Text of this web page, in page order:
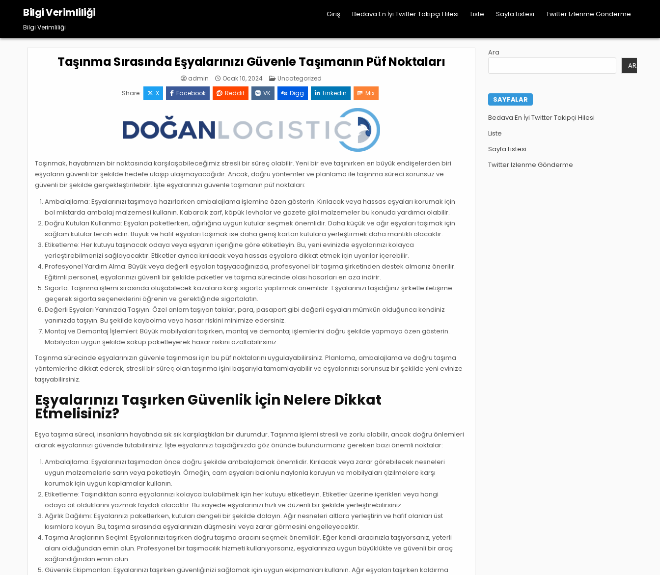
content
Bilgi Verimliliği
Bilgi Verimliliği
Giriş Bedava En İyi Twitter Takipçi Hilesi Liste Sayfa Listesi Twitter Izlenme Gönderme
Taşınma Sırasında Eşyalarınızı Güvenle Taşımanın Püf Noktaları
admin Ocak 10, 2024 Posted
Uncategorized
Share:
X Facebook Reddit VK Digg Linkedin Mix
Taşınmak, hayatımızın bir noktasında karşılaşabileceğimiz stresli bir süreç olabilir. Yeni bir eve taşınırken en büyük endişelerden biri
eşyaların güvenli bir şekilde hedefe ulaşıp ulaşmayacağıdır. Ancak, doğru yöntemler ve planlama ile taşınma süreci sorunsuz ve
güvenli bir şekilde gerçekleştirilebilir. İşte eşyalarınızı güvenle taşımanın püf noktaları:
Ambalajlama: Eşyalarınızı taşımaya hazırlarken ambalajlama işlemine özen gösterin. Kırılacak veya hassas eşyaları korumak için
bol miktarda ambalaj malzemesi kullanın. Kabarcık zarf, köpük levhalar ve gazete gibi malzemeler bu konuda yardımcı olabilir.
Doğru Kutuları Kullanma: Eşyaları paketlerken, ağırlığına uygun kutular seçmek önemlidir. Daha küçük ve ağır eşyaları taşımak için
sağlam kutular tercih edin. Büyük ve hafif eşyaları taşımak ise daha geniş karton kutulara yerleştirmek daha mantıklı olacaktır.
Etiketleme: Her kutuyu taşınacak odaya veya eşyanın içeriğine göre etiketleyin. Bu, yeni evinizde eşyalarınızı kolayca
yerleştirebilmenizi sağlayacaktır. Etiketler ayrıca kırılacak veya hassas eşyalara dikkat etmek için uyarılar içerebilir.
Profesyonel Yardım Alma: Büyük veya değerli eşyaları taşıyacağınızda, profesyonel bir taşıma şirketinden destek almanız önerilir.
Eğitimli personel, eşyalarınızı güvenli bir şekilde paketler ve taşıma sürecinde olası hasarları en aza indirir.
Sigorta: Taşınma işlemi sırasında oluşabilecek kazalara karşı sigorta yaptırmak önemlidir. Eşyalarınızı taşıdığınız şirketle iletişime
geçerek sigorta seçeneklerini öğrenin ve gerektiğinde sigortalatın.
Değerli Eşyaları Yanınızda Taşıyın: Özel anlam taşıyan takılar, para, pasaport gibi değerli eşyaları mümkün olduğunca kendiniz
yanınızda taşıyın. Bu şekilde kaybolma veya hasar riskini minimize edersiniz.
Montaj ve Demontaj İşlemleri: Büyük mobilyaları taşırken, montaj ve demontaj işlemlerini doğru şekilde yapmaya özen gösterin.
Mobilyaları uygun şekilde söküp paketleyerek hasar riskini azaltabilirsiniz.
Taşınma sürecinde eşyalarınızın güvenle taşınması için bu püf noktalarını uygulayabilirsiniz. Planlama, ambalajlama ve doğru taşıma
yöntemlerine dikkat ederek, stresli bir süreç olan taşınma işini başarıyla tamamlayabilir ve eşyalarınızı sorunsuz bir şekilde yeni evinize
taşıyabilirsiniz.
Eşyalarınızı Taşırken Güvenlik İçin Nelere Dikkat
Etmelisiniz?
Eşya taşıma süreci, insanların hayatında sık sık karşılaştıkları bir durumdur. Taşınma işlemi stresli ve zorlu olabilir, ancak doğru önlemleri
alarak eşyalarınızı güvende tutabilirsiniz. İşte eşyalarınızı taşıdığınızda göz önünde bulundurmanız gereken bazı önemli noktalar:
Ambalajlama: Eşyalarınızı taşımadan önce doğru şekilde ambalajlamak önemlidir. Kırılacak veya zarar görebilecek nesneleri
uygun malzemelerle sarın veya paketleyin. Örneğin, cam eşyaları balonlu naylonla koruyun ve mobilyaları çizilmelere karşı
korumak için uygun kaplamalar kullanın.
Etiketleme: Taşındıktan sonra eşyalarınızı kolayca bulabilmek için her kutuyu etiketleyin. Etiketler üzerine içerikleri veya hangi
odaya ait olduklarını yazmak faydalı olacaktır. Bu sayede eşyalarınızı hızlı ve düzenli bir şekilde yerleştirebilirsiniz.
Ağırlık Dağılımı: Eşyalarınızı paketlerken, kutuları dengeli bir şekilde dolayın. Ağır nesneleri altlara yerleştirin ve hafif olanları üst
kısımlara koyun. Bu, taşıma sırasında eşyalarınızın düşmesini veya zarar görmesini engelleyecektir.
Taşıma Araçlarının Seçimi: Eşyalarınızı taşırken doğru taşıma aracını seçmek önemlidir. Eğer kendi aracınızla taşıyorsanız, yeterli
alanı olduğundan emin olun. Profesyonel bir taşımacılık hizmeti kullanıyorsanız, eşyalarınıza uygun büyüklükte ve güvenli bir araç
sağlandığından emin olun.
Güvenlik Ekipmanları: Eşyalarınızı taşırken güvenliğinizi sağlamak için uygun ekipmanları kullanın. Ağır eşyaları taşırken kaldırma
Ara
ARA
SAYFALAR
Bedava En İyi Twitter Takipçi Hilesi
Liste
Sayfa Listesi
Twitter Izlenme Gönderme